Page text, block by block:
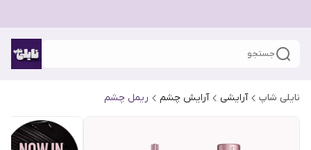
جستجو
نایلی شاپ آرایشی آرایش چشم ریمل چشم